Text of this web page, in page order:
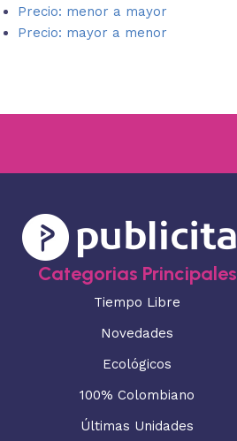
Precio: menor a mayor
Precio: mayor a menor
Categorias Principales
Tiempo Libre
Novedades
Ecológicos
100% Colombiano
Últimas Unidades